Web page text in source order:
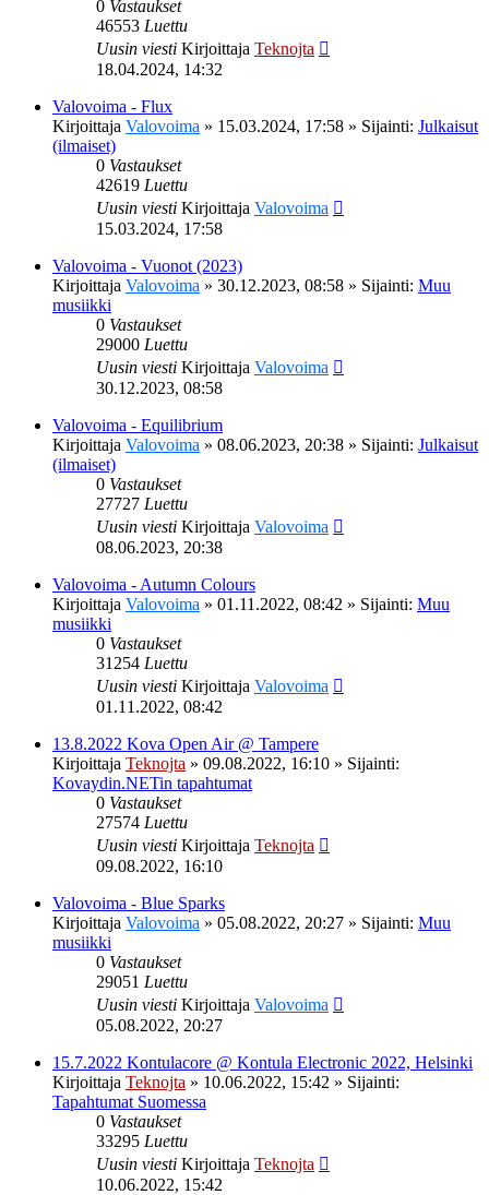
0 Vastaukset
46553 Luettu
Uusin viesti Kirjoittaja Teknojta
18.04.2024, 14:32
Valovoima - Flux
Kirjoittaja Valovoima » 15.03.2024, 17:58 » Sijainti: Julkaisut
(ilmaiset)
0 Vastaukset
42619 Luettu
Uusin viesti Kirjoittaja Valovoima
15.03.2024, 17:58
Valovoima - Vuonot (2023)
Kirjoittaja Valovoima » 30.12.2023, 08:58 » Sijainti: Muu
musiikki
0 Vastaukset
29000 Luettu
Uusin viesti Kirjoittaja Valovoima
30.12.2023, 08:58
Valovoima - Equilibrium
Kirjoittaja Valovoima » 08.06.2023, 20:38 » Sijainti: Julkaisut
(ilmaiset)
0 Vastaukset
27727 Luettu
Uusin viesti Kirjoittaja Valovoima
08.06.2023, 20:38
Valovoima - Autumn Colours
Kirjoittaja Valovoima » 01.11.2022, 08:42 » Sijainti: Muu
musiikki
0 Vastaukset
31254 Luettu
Uusin viesti Kirjoittaja Valovoima
01.11.2022, 08:42
13.8.2022 Kova Open Air @ Tampere
Kirjoittaja Teknojta » 09.08.2022, 16:10 » Sijainti:
Kovaydin.NETin tapahtumat
0 Vastaukset
27574 Luettu
Uusin viesti Kirjoittaja Teknojta
09.08.2022, 16:10
Valovoima - Blue Sparks
Kirjoittaja Valovoima » 05.08.2022, 20:27 » Sijainti: Muu
musiikki
0 Vastaukset
29051 Luettu
Uusin viesti Kirjoittaja Valovoima
05.08.2022, 20:27
15.7.2022 Kontulacore @ Kontula Electronic 2022, Helsinki
Kirjoittaja Teknojta » 10.06.2022, 15:42 » Sijainti:
Tapahtumat Suomessa
0 Vastaukset
33295 Luettu
Uusin viesti Kirjoittaja Teknojta
10.06.2022, 15:42